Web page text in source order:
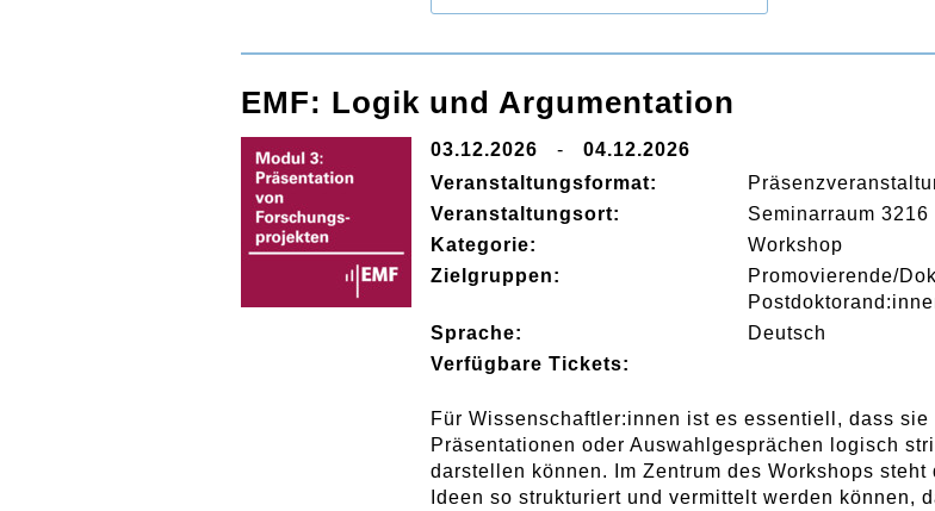
EMF: Logik und Argumentation
03.12.2026 -
04.12.2026
Veranstaltungsformat:
Veranstaltungsort:
Seminarraum 3216
Kategorie:
Workshop
Zielgruppen:
Promovierende/
Sprache:
Deutsch
Verfügbare Tickets:
Für Wissenschaftler:innen ist es essentiell, dass
Präsentationen oder Auswahlgesprächen logisch
darstellen können. Im Zentrum des Workshops
Ideen so strukturiert und vermittelt werden können,